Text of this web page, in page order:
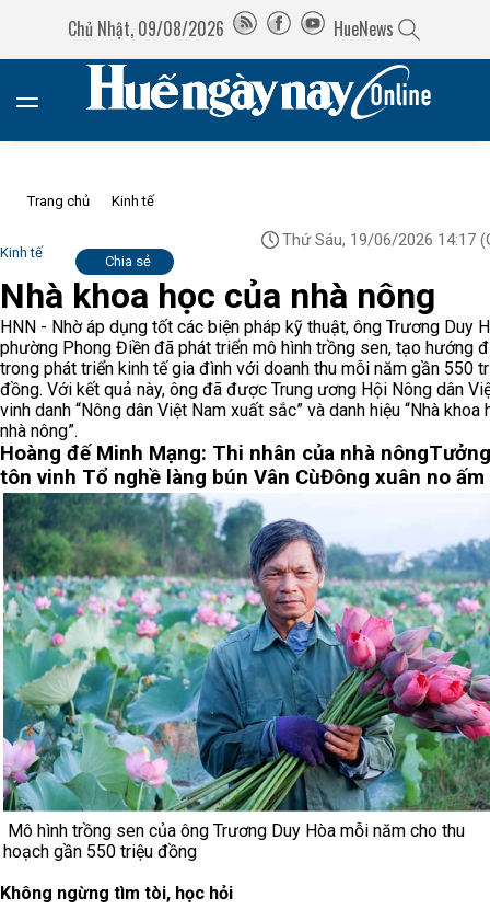
Chủ Nhật, 09/08/2026 HueNews
Trang chủ Kinh tế
Kinh tế
Thứ Sáu, 19/06/2026 14:17
Chia sẻ
Nhà khoa học của nhà nông
HNN - Nhờ áp dụng tốt các biện pháp kỹ thuật, ông Trương Duy
phường Phong Điền đã phát triển mô hình trồng sen, tạo hướng
trong phát triển kinh tế gia đình với doanh thu mỗi năm gần 550
đồng. Với kết quả này, ông đã được Trung ương Hội Nông dân
vinh danh “Nông dân Việt Nam xuất sắc” và danh hiệu “Nhà khoa
nhà nông”.
Hoàng đế Minh Mạng: Thi nhân của nhà nông
tôn vinh Tổ nghề làng bún Vân CùĐông xuân no ấm
Mô hình trồng sen của ông Trương Duy Hòa mỗi năm cho thu
hoạch gần 550 triệu đồng
Không ngừng tìm tòi, học hỏi